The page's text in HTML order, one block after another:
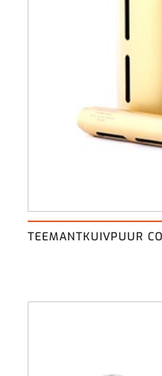
TEEMANTKUIVPUUR